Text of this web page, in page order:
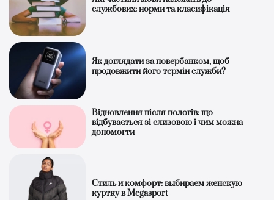
службових: норми та класифікація
Як доглядати за повербанком, щоб
продовжити його термін служби?
Відновлення після пологів: що
відбувається зі слизовою і чим можна
допомогти
Стиль и комфорт: выбираем женскую
куртку в Megasport